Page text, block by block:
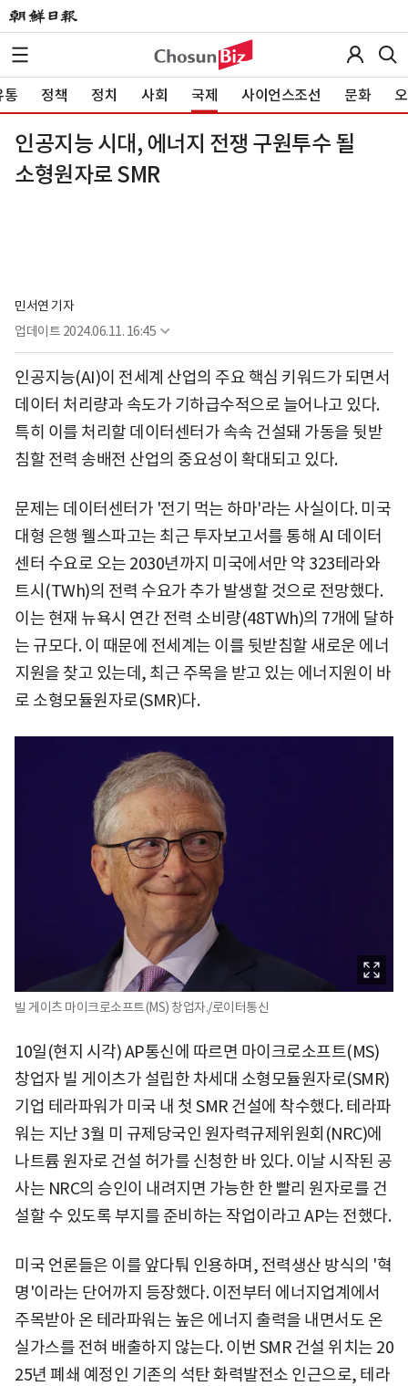
통 정책 정치 사회 국제 사이언스조선 문화
인공지능 시대, 에너지 전쟁 구원투수 될
소형원자로 SMR
민서연 기자
업데이트 2024.06.11. 16:45
인공지능(AI)이 전세계 산업의 주요 핵심 키워드가 되면서
데이터 처리량과 속도가 기하급수적으로 늘어나고 있다.
특히 이를 처리할 데이터센터가 속속 건설돼 가동을 뒷받
침할 전력 송배전 산업의 중요성이 확대되고 있다.
문제는 데이터센터가 '전기 먹는 하마'라는 사실이다. 미국
대형 은행 웰스파고는 최근 투자보고서를 통해 AI 데이터
센터 수요로 오는 2030년까지 미국에서만 약 323테라와
트시(TWh)의 전력 수요가 추가 발생할 것으로 전망했다.
이는 현재 뉴욕시 연간 전력 소비량(48TWh)의 7개에 달하
는 규모다. 이 때문에 전세계는 이를 뒷받침할 새로운 에너
지원을 찾고 있는데, 최근 주목을 받고 있는 에너지원이 바
로 소형모듈원자로(SMR)다.
빌 게이츠 마이크로소프트(MS) 창업자./로이터통신
10일(현지 시각) AP통신에 따르면 마이크로소프트(MS)
창업자 빌 게이츠가 설립한 차세대 소형모듈원자로(SMR)
기업 테라파워가 미국 내 첫 SMR 건설에 착수했다. 테라파
워는 지난 3월 미 규제당국인 원자력규제위원회(NRC)에
나트륨 원자로 건설 허가를 신청한 바 있다. 이날 시작된 공
사는 NRC의 승인이 내려지면 가능한 한 빨리 원자로를 건
설할 수 있도록 부지를 준비하는 작업이라고 AP는 전했다.
미국 언론들은 이를 앞다퉈 인용하며, 전력생산 방식의 '혁
명'이라는 단어까지 등장했다. 이전부터 에너지업계에서
주목받아 온 테라파워는 높은 에너지 출력을 내면서도 온
실가스를 전혀 배출하지 않는다. 이번 SMR 건설 위치는 20
25년 폐쇄 예정인 기존의 석탄 화력발전소 인근으로, 테라